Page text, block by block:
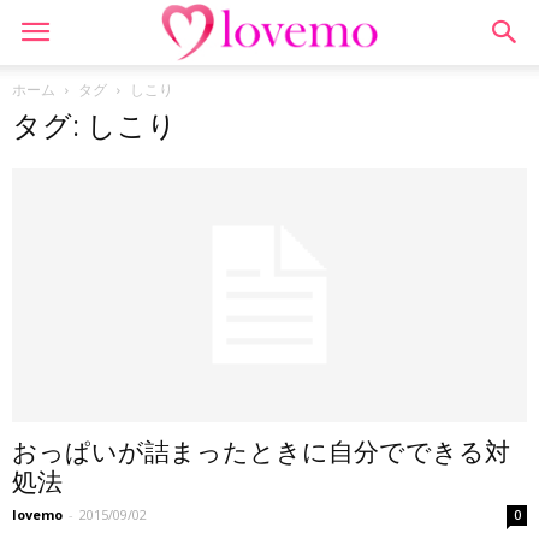
ホーム タグ しこり
タグ: しこり
おっぱいが詰まったときに自分でできる対
処法
lovemo - 2015/09/02 0